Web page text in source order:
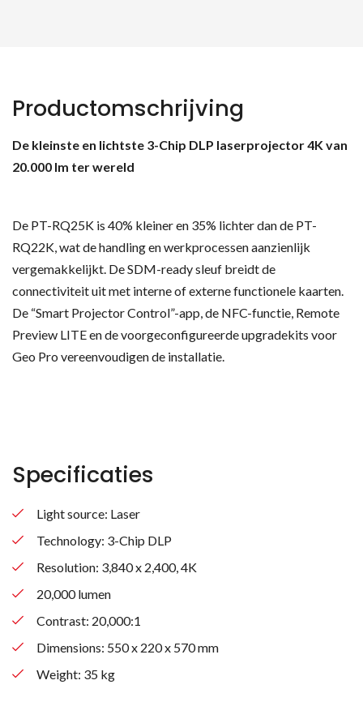
Productomschrijving
De kleinste en lichtste 3-Chip DLP laserprojector 4K van
20.000 lm ter wereld
De PT-RQ25K is 40% kleiner en 35% lichter dan de PT-
RQ22K, wat de handling en werkprocessen aanzienlijk
vergemakkelijkt. De SDM-ready sleuf breidt de
connectiviteit uit met interne of externe functionele kaarten.
De “Smart Projector Control”-app, de NFC-functie, Remote
Preview LITE en de voorgeconfigureerde upgradekits voor
Geo Pro vereenvoudigen de installatie.
Specificaties
Light source: Laser
Technology: 3-Chip DLP
Resolution: 3,840 x 2,400, 4K
20,000 lumen
Contrast: 20,000:1
Dimensions: 550 x 220 x 570 mm
Weight: 35 kg